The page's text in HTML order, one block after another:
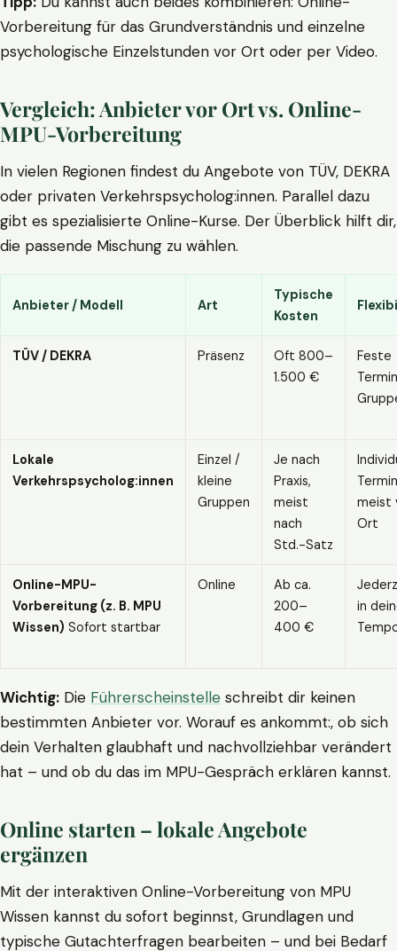
Vorbereitung für das Grundverständnis und einzelne
psychologische Einzelstunden vor Ort oder per Video.
Vergleich: Anbieter vor Ort vs. Online-
MPU-Vorbereitung
In vielen Regionen findest du Angebote von TÜV, DEKRA
oder privaten Verkehrspsycholog:innen. Parallel dazu
gibt es spezialisierte Online-Kurse. Der Überblick hilft dir,
die passende Mischung zu wählen.
Anbieter / Modell Art
Typische
Kosten
TÜV / DEKRA Präsenz
Oft 800–
1.500 €
Feste
Lokale
Verkehrspsycholog:innen
Einzel /
kleine
Gruppen
Je nach
Praxis,
meist
nach
Std.-Satz
meist
Ort
Online-MPU-
Vorbereitung (z. B. MPU
Wissen) Sofort startbar
Online
Ab ca.
200–
400 €
in
Wichtig: Die Führerscheinstelle schreibt dir keinen
bestimmten Anbieter vor. Worauf es ankommt:, ob sich
dein Verhalten glaubhaft und nachvollziehbar verändert
hat – und ob du das im MPU-Gespräch erklären kannst.
Online starten – lokale Angebote
ergänzen
Mit der interaktiven Online-Vorbereitung von MPU
Wissen kannst du sofort beginnst, Grundlagen und
typische Gutachterfragen bearbeiten – und bei Bedarf